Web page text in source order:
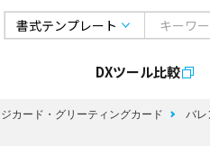
DXツール比較
カード・グリーティングカード バ